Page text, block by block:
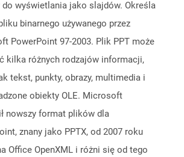
wyświetlania jako slajdów. Określa
binarnego używanego przez
PowerPoint 97-2003. Plik PPT może
kilka różnych rodzajów informacji,
tekst, punkty, obrazy, multimedia i
obiekty OLE. Microsoft
nowszy format plików dla
znany jako PPTX, od 2007 roku
Office OpenXML i różni się od tego